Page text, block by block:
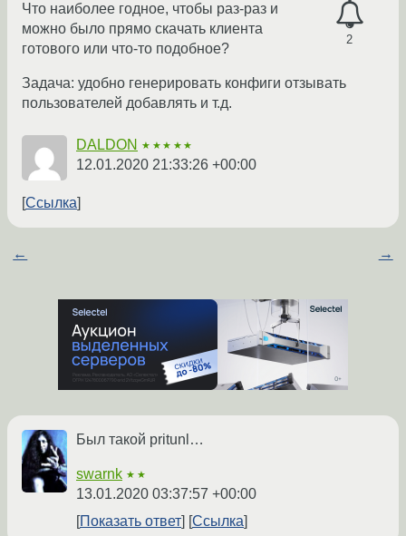
2
Что наиболее годное, чтобы раз-раз и
можно было прямо скачать клиента
готового или что-то подобное?
Задача: удобно генерировать конфиги отзывать
пользователей добавлять и т.д.
DALDON ★★★★★
12.01.2020 21:33:26 +00:00
Ссылка
← →
Был такой pritunl…
swarnk ★★
13.01.2020 03:37:57 +00:00
Показать ответ
Ссылка